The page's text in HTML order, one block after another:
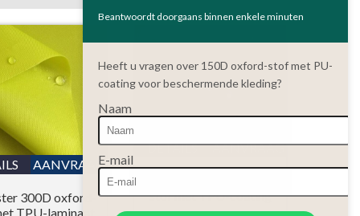
AANVRAAG
300D oxford-
TPU-laminaat
DETAILS AANVRAAG
stof met TPU-coating
Beantwoordt doorgaans binnen enkele minuten
Heeft u vragen over 150D oxford-stof met PU-
coating voor beschermende kleding?
Naam
E-mail